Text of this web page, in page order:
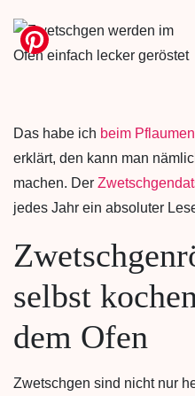
Das habe ich beim
erklärt, den kann man
machen. Der
jedes Jahr ein absoluter
selbst
dem Ofen
Zwetschgen sind nicht nur